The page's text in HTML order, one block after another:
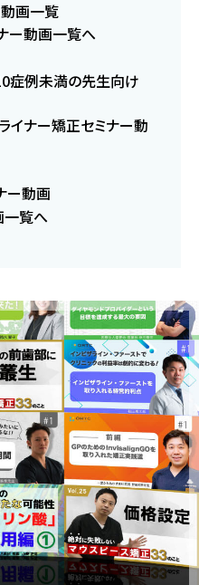
画一覧
ー動画一覧へ
症例未満の先生向け
イナー矯正セミナー動
ー動画
一覧へ